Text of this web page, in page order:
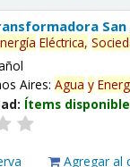
Eléctrica,
Aires:Agua y
Ítems
Agregar al